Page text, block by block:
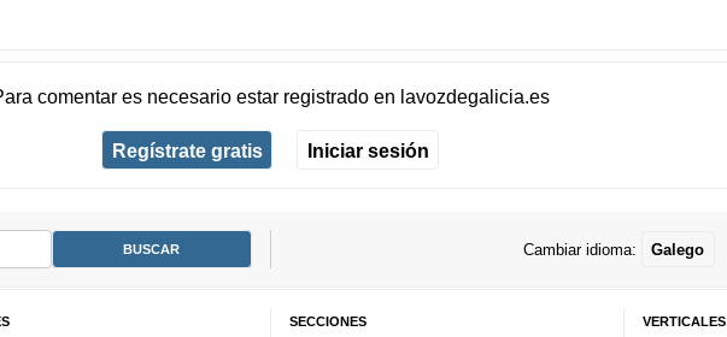
comentar es necesario estar registradoen lavozdegalicia.es
Regístrate gratis Iniciar sesión
Cambiar idioma: Galego
SECCIONES VERTICALES